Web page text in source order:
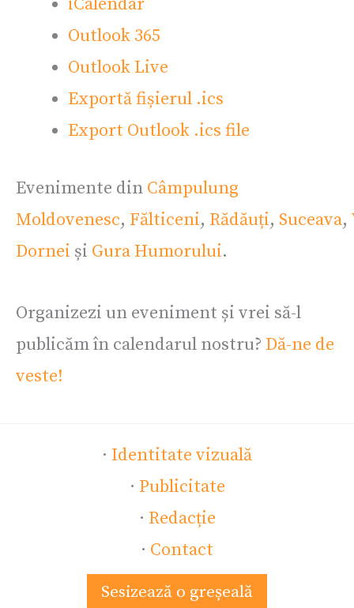
Outlook 365
Outlook Live
Exportă fișierul .ics
Export Outlook .ics file
Evenimente din Câmpulung
Moldovenesc, Fălticeni, Rădăuți, Suceava,
Dornei și Gura Humorului.
Organizezi un eveniment și vrei să-l
publicăm în calendarul nostru? Dă-ne de
veste!
· Identitate vizuală
· Publicitate
· Redacție
· Contact
Sesizează o greșeală